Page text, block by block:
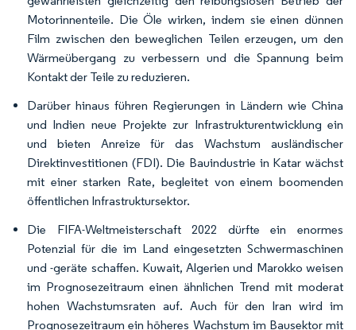
Motorinnenteile. Die Öle wirken, indem sie einen dünnen
Film zwischen den beweglichen Teilen erzeugen, um den
Wärmeübergang zu verbessern und die Spannung beim
Kontakt der Teile zu reduzieren.
Darüber hinaus führen Regierungen in Ländern wie China
und Indien neue Projekte zur Infrastrukturentwicklung ein
und bieten Anreize für das Wachstum ausländischer
Direktinvestitionen (FDI). Die Bauindustrie in Katar wächst
mit einer starken Rate, begleitet von einem boomenden
öffentlichen Infrastruktursektor.
Die FIFA-Weltmeisterschaft 2022 dürfte ein enormes
Potenzial für die im Land eingesetzten Schwermaschinen
und -geräte schaffen. Kuwait, Algerien und Marokko weisen
im Prognosezeitraum einen ähnlichen Trend mit moderat
hohen Wachstumsraten auf. Auch für den Iran wird im
Prognosezeitraum ein höheres Wachstum im Bausektor mit